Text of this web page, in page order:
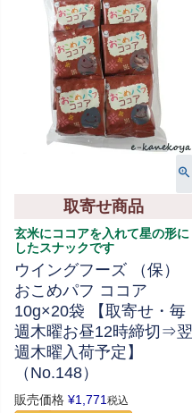
取寄せ商品
玄米にココアを入れて星の形に
したスナックです
ウイングフーズ （保）
おこめパフ ココア
10g×20袋 【取寄せ・毎
週木曜お昼12時締切⇒翌
週木曜入荷予定】
（No.148）
販売価格 ¥1,771税込